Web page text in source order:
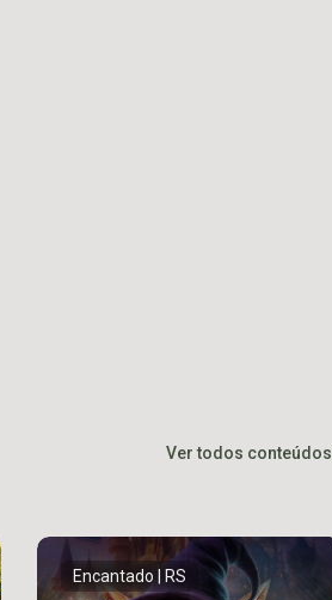
Ver todos conteúdos
Encantado | RS